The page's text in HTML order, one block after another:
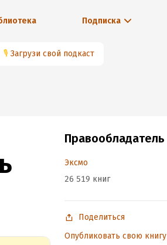
Подписка
🎙 Загрузи свой подкаст
Правообладатель
Эксмо
26 519 книг
Поделиться
Опубликовать свою книгу